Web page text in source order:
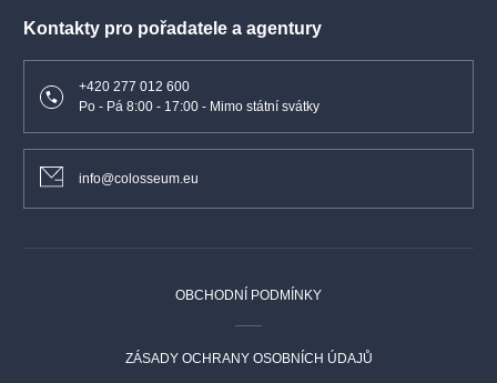
Kontakty pro pořadatele a agentury
+420 277 012 600
Po - Pá 8:00 - 17:00 - Mimo státní svátky
info@colosseum.eu
OBCHODNÍ PODMÍNKY
ZÁSADY OCHRANY OSOBNÍCH ÚDAJŮ